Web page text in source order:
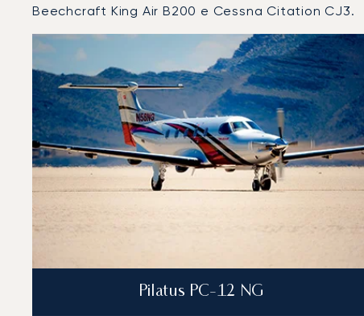
Beechcraft King Air B200 e Cessna Citation CJ3.
Aerodromo di Pontoise Cormeilles : I 3 modelli di
Foto dell'aeromobile Modello di aeromobile
Posti
Velocità (km/h)
Velocità (nodi)
Autonomia (NM)
Pilatus PC-12 NG